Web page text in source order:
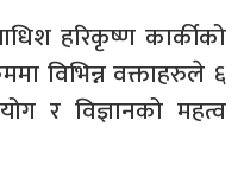
हरिकृष्ण कार्कीको
विभिन्न वक्ताहरुले ६
र विज्ञानको महत्व